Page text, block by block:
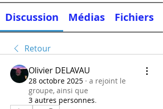
Discussion Médias Fichiers
Retour
Olivier DELAVAU
28 octobre 2025 · a rejoint le
groupe, ainsi que
3 autres personnes.